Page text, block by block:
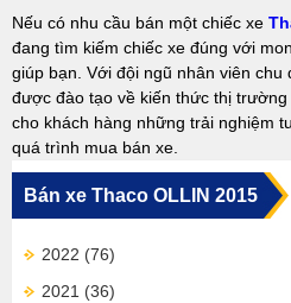
Nếu có nhu cầu bán một chiếc xe
đang tìm kiếm chiếc xe đúng với
giúp bạn. Với đội ngũ nhân viên chu
được đào tạo về kiến thức thị
cho khách hàng những trải nghiệm
quá trình mua bán xe.
Bán xe Thaco OLLIN 2015
2022 (76)
2021 (36)